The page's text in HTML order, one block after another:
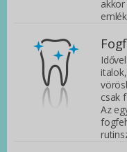
csak
Az